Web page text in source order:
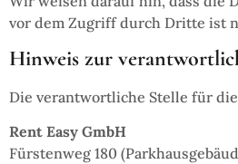
vor dem Zugriff durch Dritte ist
Hinweis zur
Die verantwortliche Stelle für
Rent Easy GmbH
Fürstenweg 180